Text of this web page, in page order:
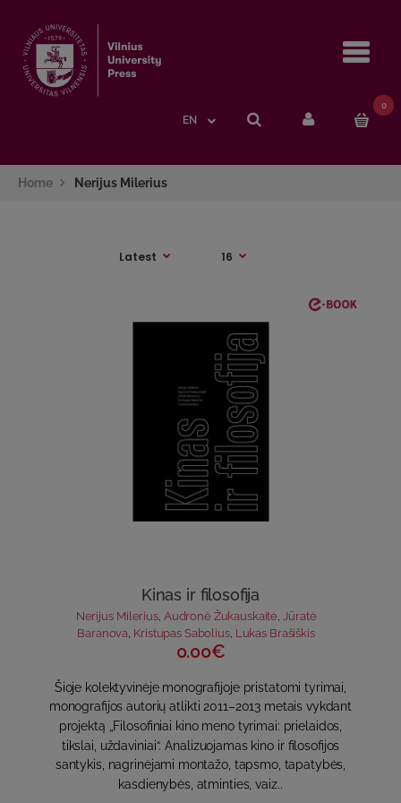
EN
0
Home Nerijus Milerius
Kinas ir filosofija
Nerijus Milerius, Audronė Žukauskaitė
Jūratė
Baranova, Kristupas Sabolius, Lukas Brašiškis
0.00€
Šioje kolektyvinėje monografijoje pristatomi tyrimai,
monografijos autorių atlikti 2011–2013 metais vykdant
projektą „Filosofiniai kino meno tyrimai: prielaidos,
tikslai, uždaviniai“. Analizuojamas kino ir filosofijos
santykis, nagrinėjami montažo, tapsmo, tapatybės,
kasdienybės, atminties, vaiz..